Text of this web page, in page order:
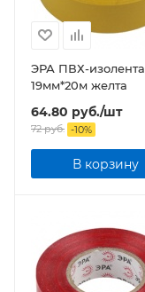
ЭРА ПВХ-изолента
19мм*20м желта
64.80 руб./шт
72руб. -10%
В корзину